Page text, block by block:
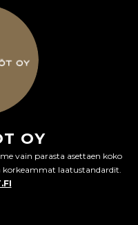
OY
vain parasta asettaen koko
korkeammat laatustandardit.